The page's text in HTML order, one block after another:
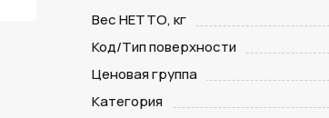
Вес НЕТТО, кг
Код/Тип поверхности
Ценовая группа
Категория